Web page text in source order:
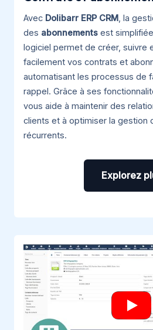
Avec Dolibarr ERP CRM, la
des abonnements est
logiciel permet de créer, suivre
facilement vos contrats et
automatisant les processus de
rappel. Grâce à ses
vous aide à maintenir des
clients et à optimiser la gestion
récurrents.
Explorez